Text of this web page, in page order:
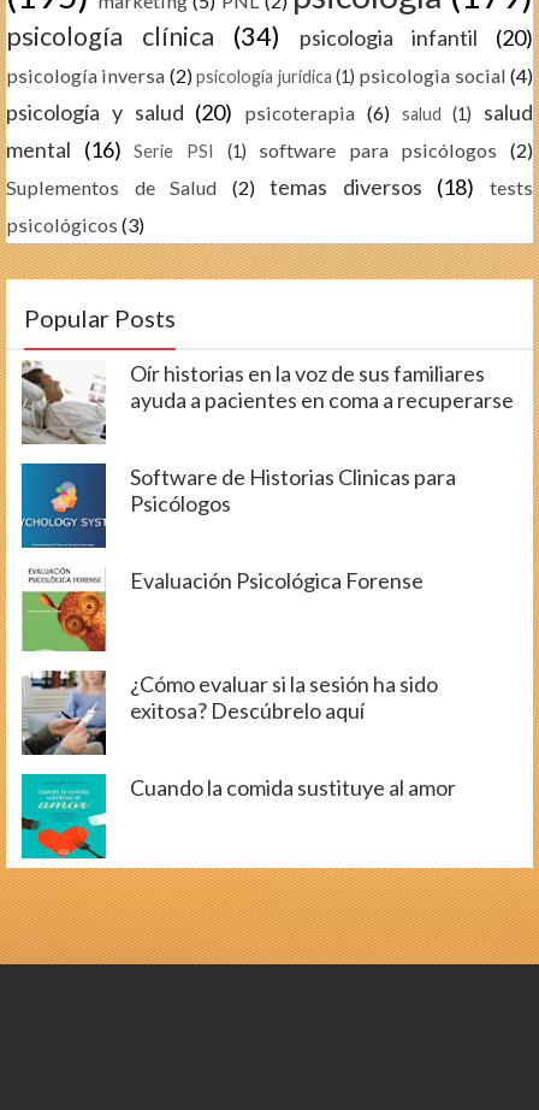
psicología clínica (34) psicologia infantil (20)
psicología inversa (2)psicología juridica (1) psicologia social (4)
psicología y salud (20) psicoterapia (6) salud (1)
salud
mental (16) Serie PSI (1) software para psicólogos
(2)
Suplementos de Salud
(2) temas diversos (18)
tests
psicológicos (3)
Popular Posts
Oír historias en la voz de sus familiares
ayuda a pacientes en coma a recuperarse
Software de Historias Clinicas para
Psicólogos
Evaluación Psicológica Forense
¿Cómo evaluar si la sesión ha sido
exitosa? Descúbrelo aquí
Cuando la comida sustituye al amor